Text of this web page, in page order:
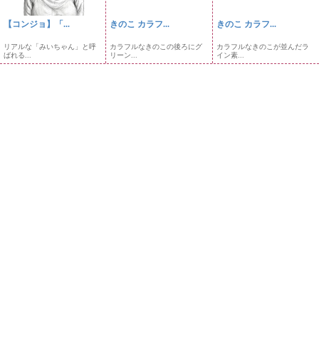
【コンジョ】「...
リアルな「みいちゃん」と呼
ばれる...
きのこ カラフ...
カラフルなきのこの後ろにグ
リーン...
きのこ カラフ...
カラフルなきのこが並んだラ
イン素...